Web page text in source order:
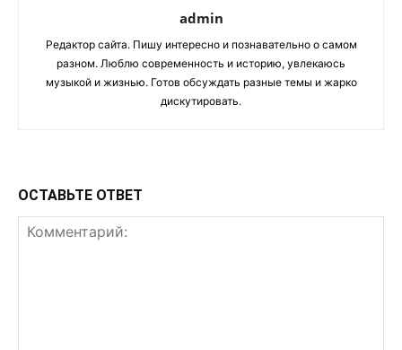
admin
Редактор сайта. Пишу интересно и познавательно о самом
разном. Люблю современность и историю, увлекаюсь
музыкой и жизнью. Готов обсуждать разные темы и жарко
дискутировать.
ОСТАВЬТЕ ОТВЕТ